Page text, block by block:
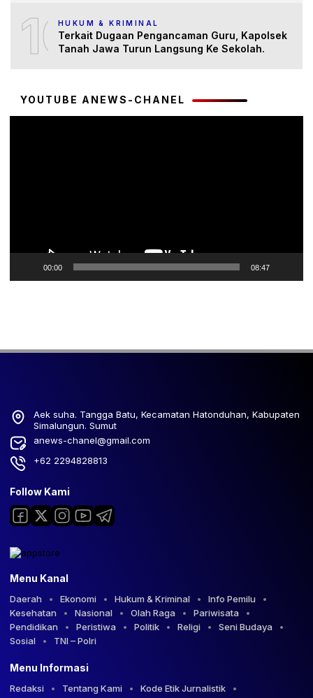
10HUKUM & KRIMINAL
Terkait Dugaan Pengancaman Guru, Kapolsek
Tanah Jawa Turun Langsung Ke Sekolah.
YOUTUBE ANEWS-CHANEL
00:00 08:47
Aek suha. Tangga Batu, Kecamatan Hatonduhan, Kabupaten
Simalungun. Sumut
anews-chanel@gmail.com
+62 2294828813
Follow Kami
Menu Kanal
Daerah Ekonomi Hukum & Kriminal
Info Pemilu
Kesehatan
Nasional Olah Raga
Pariwisata
Pendidikan
Peristiwa Politik Religi
Seni Budaya
Sosial
TNI – Polri
Menu Informasi
Redaksi Tentang Kami
Kode Etik Jurnalistik